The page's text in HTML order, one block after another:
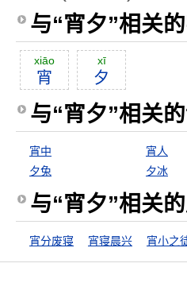
与“宵夕”相关
xiāo
宵
xī
夕
与“宵夕”相关
宵中 宵人
夕兔
夕冰
与“宵夕”相关
宵分废寝 宵寝晨兴 宵小之